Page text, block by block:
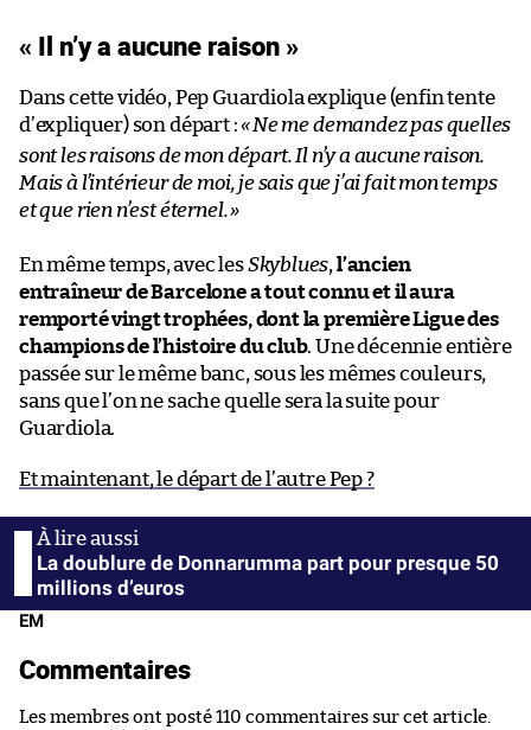
« Il n’y a aucune raison »
Dans cette vidéo, Pep Guardiola explique (enfin tente
d’expliquer) son départ :«Ne me demandez pas quelles
sont les raisons de mon départ. Il n’y a aucune raison.
Mais à l’intérieur de moi, je sais que j’ai fait mon temps
et que rien n’est éternel.»
En même temps, avec lesSkyblues, l’ancien
entraîneur de Barcelone a tout connu et il aura
remporté vingt trophées, dont la première Ligue des
champions de l’histoire du club. Une décennie entière
passée sur le même banc, sous les mêmes couleurs,
sans que l’on ne sache quelle sera la suite pour
Guardiola.
Et maintenant, le départ de l’autre Pep ?
La doublure de Donnarumma part pour presque 50
millions d’euros
EM
Commentaires
Les membres ont posté 110 commentaires sur cet article.